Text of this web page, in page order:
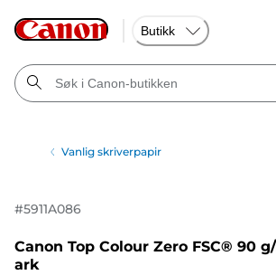
Butikk
Vanlig skriverpapir
#5911A086
Canon Top Colour Zero FSC® 90
ark